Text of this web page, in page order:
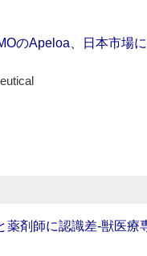
のApeloa、日本市場
薬剤師に認識差‐獣医療